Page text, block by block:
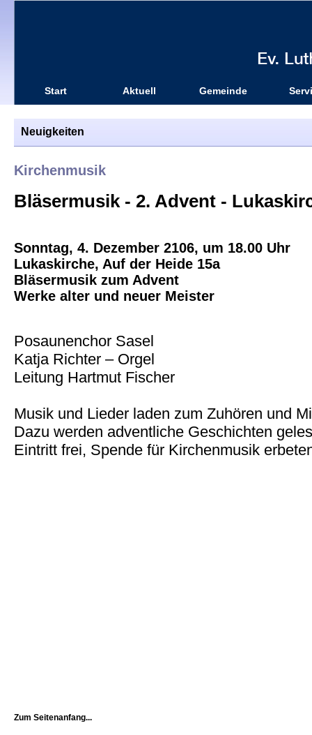
Start Aktuell Gemeinde
Neuigkeiten
Kirchenmusik
Bläsermusik - 2. Advent -
Sonntag, 4. Dezember 2106, um 18.00 Uhr
Lukaskirche, Auf der Heide 15a
Bläsermusik zum Advent
Werke alter und neuer Meister
Posaunenchor Sasel
Katja Richter – Orgel
Leitung Hartmut Fischer
Musik und Lieder laden zum Zuhören und
Dazu werden adventliche Geschichten
Eintritt frei, Spende für Kirchenmusik
Zum Seitenanfang...